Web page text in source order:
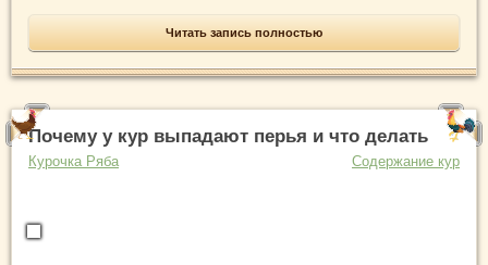
Читать запись полностью
Почему у кур выпадают перья и что делать
Курочка Ряба Содержание кур